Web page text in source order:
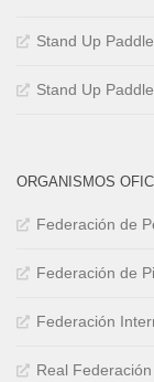
Stand Up
Stand Up
ORGANISMOS
Federación de
Federación de
Federación
Real